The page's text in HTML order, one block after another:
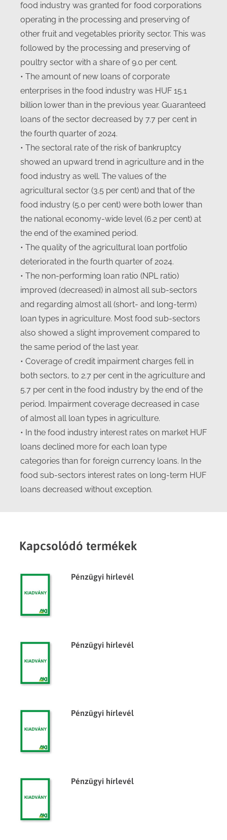
food industry was granted for food corporations
operating in the processing and preserving of
other fruit and vegetables priority sector. This was
followed by the processing and preserving of
poultry sector with a share of 9.0 per cent.
• The amount of new loans of corporate
enterprises in the food industry was HUF 15.1
billion lower than in the previous year. Guaranteed
loans of the sector decreased by 7.7 per cent in
the fourth quarter of 2024.
• The sectoral rate of the risk of bankruptcy
showed an upward trend in agriculture and in the
food industry as well. The values of the
agricultural sector (3.5 per cent) and that of the
food industry (5.0 per cent) were both lower than
the national economy-wide level (6.2 per cent) at
the end of the examined period.
• The quality of the agricultural loan portfolio
deteriorated in the fourth quarter of 2024.
• The non-performing loan ratio (NPL ratio)
improved (decreased) in almost all sub-sectors
and regarding almost all (short- and long-term)
loan types in agriculture. Most food sub-sectors
also showed a slight improvement compared to
the same period of the last year.
• Coverage of credit impairment charges fell in
both sectors, to 2.7 per cent in the agriculture and
5.7 per cent in the food industry by the end of the
period. Impairment coverage decreased in case
of almost all loan types in agriculture.
• In the food industry interest rates on market HUF
loans declined more for each loan type
categories than for foreign currency loans. In the
food sub-sectors interest rates on long-term HUF
loans decreased without exception.
Kapcsolódó termékek
Pénzügyi hírlevél
Pénzügyi hírlevél
Pénzügyi hírlevél
Pénzügyi hírlevél